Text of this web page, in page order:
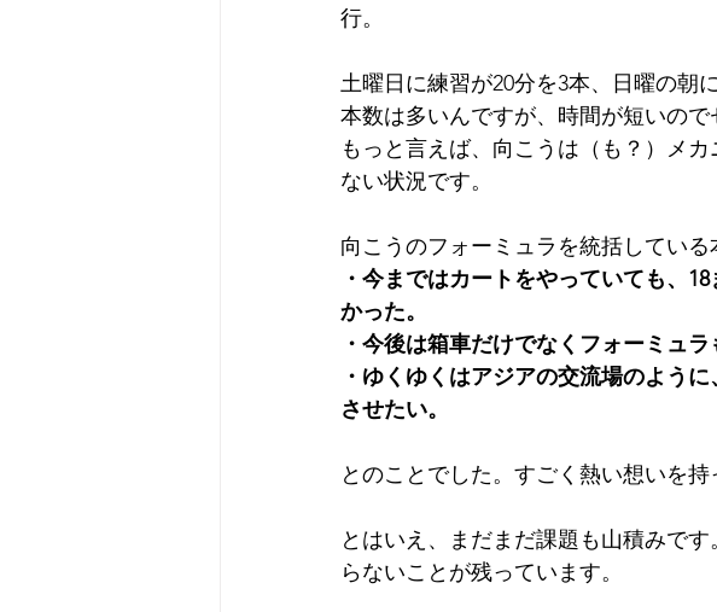
行。
土曜日に練習が20分を3本、日曜の朝
本数は多いんですが、時間が短いので
もっと言えば、向こうは（も？）メ
ない状況です。
向こうのフォーミュラを統括している
・今まではカートをやっていても、
かった。
・今後は箱車だけでなくフォーミュ
・ゆくゆくはアジアの交流場のよう
させたい。
とのことでした。すごく熱い想いを持
とはいえ、まだまだ課題も山積みで
らないことが残っています。